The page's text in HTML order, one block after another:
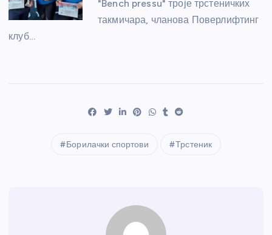
"Bench pressu" троје трстеничких
такмичара, чланова Поверлифтинг
клуб…
Борилачки спортови Трстеник